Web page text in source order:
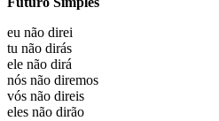
eu não direi
tu não dirás
ele não dirá
nós não diremos
vós não direis
eles não dirão